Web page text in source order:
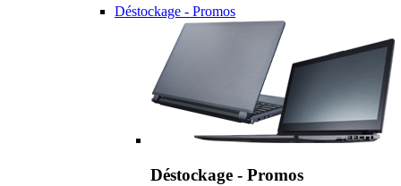
Déstockage - Promos
Déstockage - Promos